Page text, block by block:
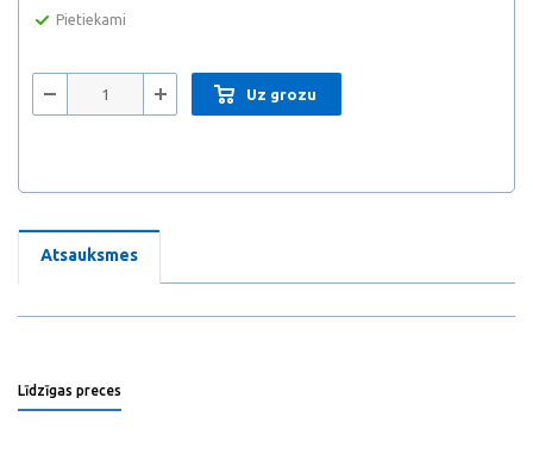
Pietiekami
Uz grozu
Atsauksmes
Līdzīgas preces